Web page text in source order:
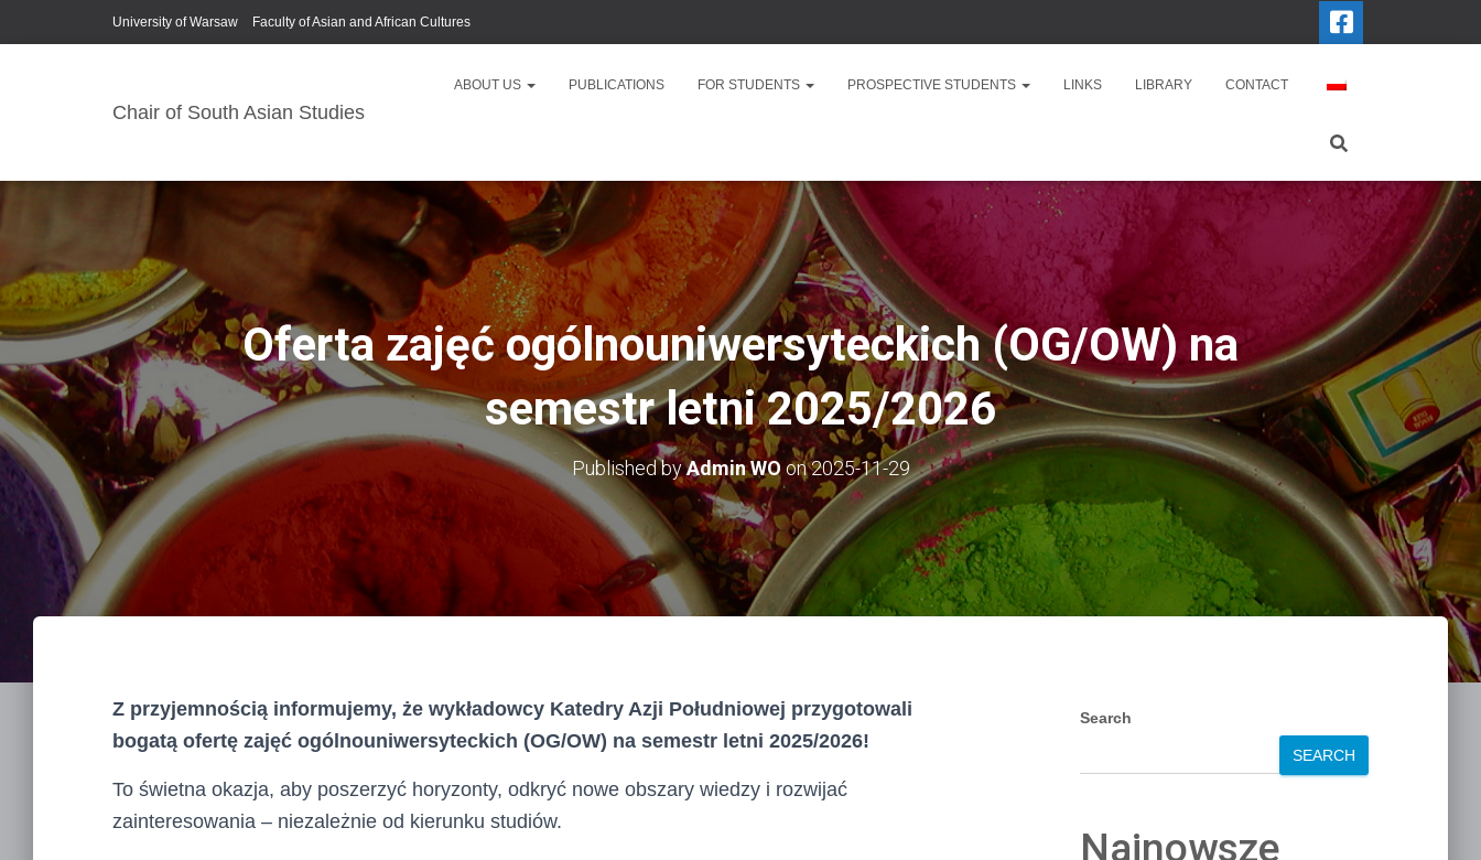
University of Warsaw Faculty of Asian and African Cultures
Chair of South Asian Studies
ABOUT US PUBLICATIONS FOR STUDENTS PROSPECTIVE STUDENTS LINKS LIBRARY CONTACT
Oferta zajęć ogólnouniwersyteckich (OG/OW) na
semestr letni 2025/2026
Published byAdmin WOon2025-11-29
Z przyjemnością informujemy, że wykładowcy Katedry Azji Południowej przygotowali
bogatą ofertę zajęć ogólnouniwersyteckich (OG/OW) na semestr letni 2025/2026!
To świetna okazja, aby poszerzyć horyzonty, odkryć nowe obszary wiedzy i rozwijać
zainteresowania – niezależnie od kierunku studiów.
Search
SEARCH
Najnowsze